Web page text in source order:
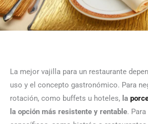
La mejor vajilla para un restaurante
uso y el concepto gastronómico. Para
rotación, como buffets u hoteles, la
la opción más resistente y rentable.